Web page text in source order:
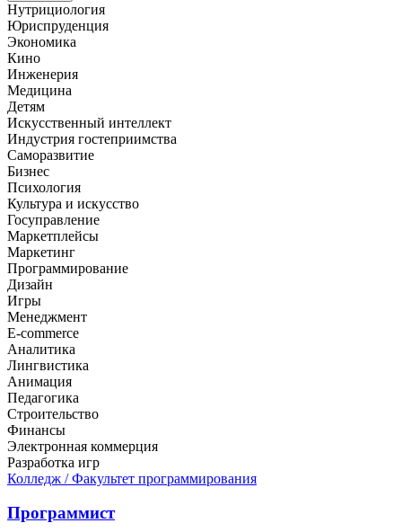
Нутрициология
Юриспруденция
Экономика
Кино
Инженерия
Медицина
Детям
Искусственный интеллект
Индустрия гостеприимства
Саморазвитие
Бизнес
Психология
Культура и искусство
Госуправление
Маркетплейсы
Маркетинг
Программирование
Дизайн
Игры
Менеджмент
E-commerce
Аналитика
Лингвистика
Анимация
Педагогика
Строительство
Финансы
Электронная коммерция
Разработка игр
Колледж / Факультет программирования
Программист